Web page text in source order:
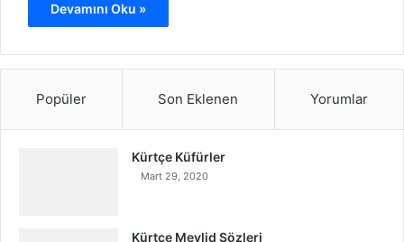
Devamını Oku »
Popüler Son Eklenen Yorumlar
Kürtçe Küfürler
Mart 29, 2020
Kürtçe Mevlid Sözleri